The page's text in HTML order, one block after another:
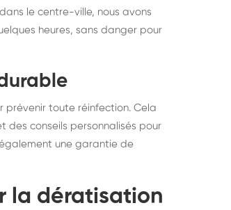
le centre-ville, nous avons
heures, sans danger pour
prévenir toute réinfection. Cela
des conseils personnalisés pour
une garantie de
la dératisation